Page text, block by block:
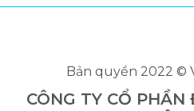
Bản quyền 2022 ©
CÔNG TY CỔ